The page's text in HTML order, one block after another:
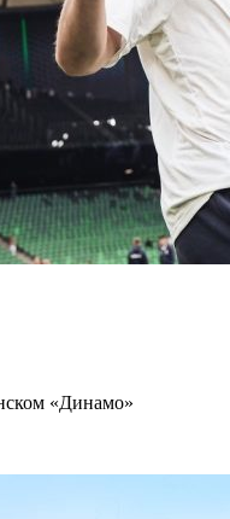
«Динамо»